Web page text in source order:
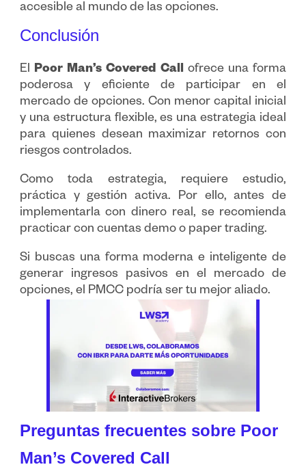
accesible al mundo de las opciones.
Conclusión
El Poor Man’s Covered Call ofrece una forma
poderosa y eficiente de participar en el
mercado de opciones. Con menor capital inicial
y una estructura flexible, es una estrategia ideal
para quienes desean maximizar retornos con
riesgos controlados.
Como toda estrategia, requiere estudio,
práctica y gestión activa. Por ello, antes de
implementarla con dinero real, se recomienda
practicar con cuentas demo o paper trading.
Si buscas una forma moderna e inteligente de
generar ingresos pasivos en el mercado de
opciones, el PMCC podría ser tu mejor aliado.
Preguntas frecuentes sobre Poor
Man’s Covered Call